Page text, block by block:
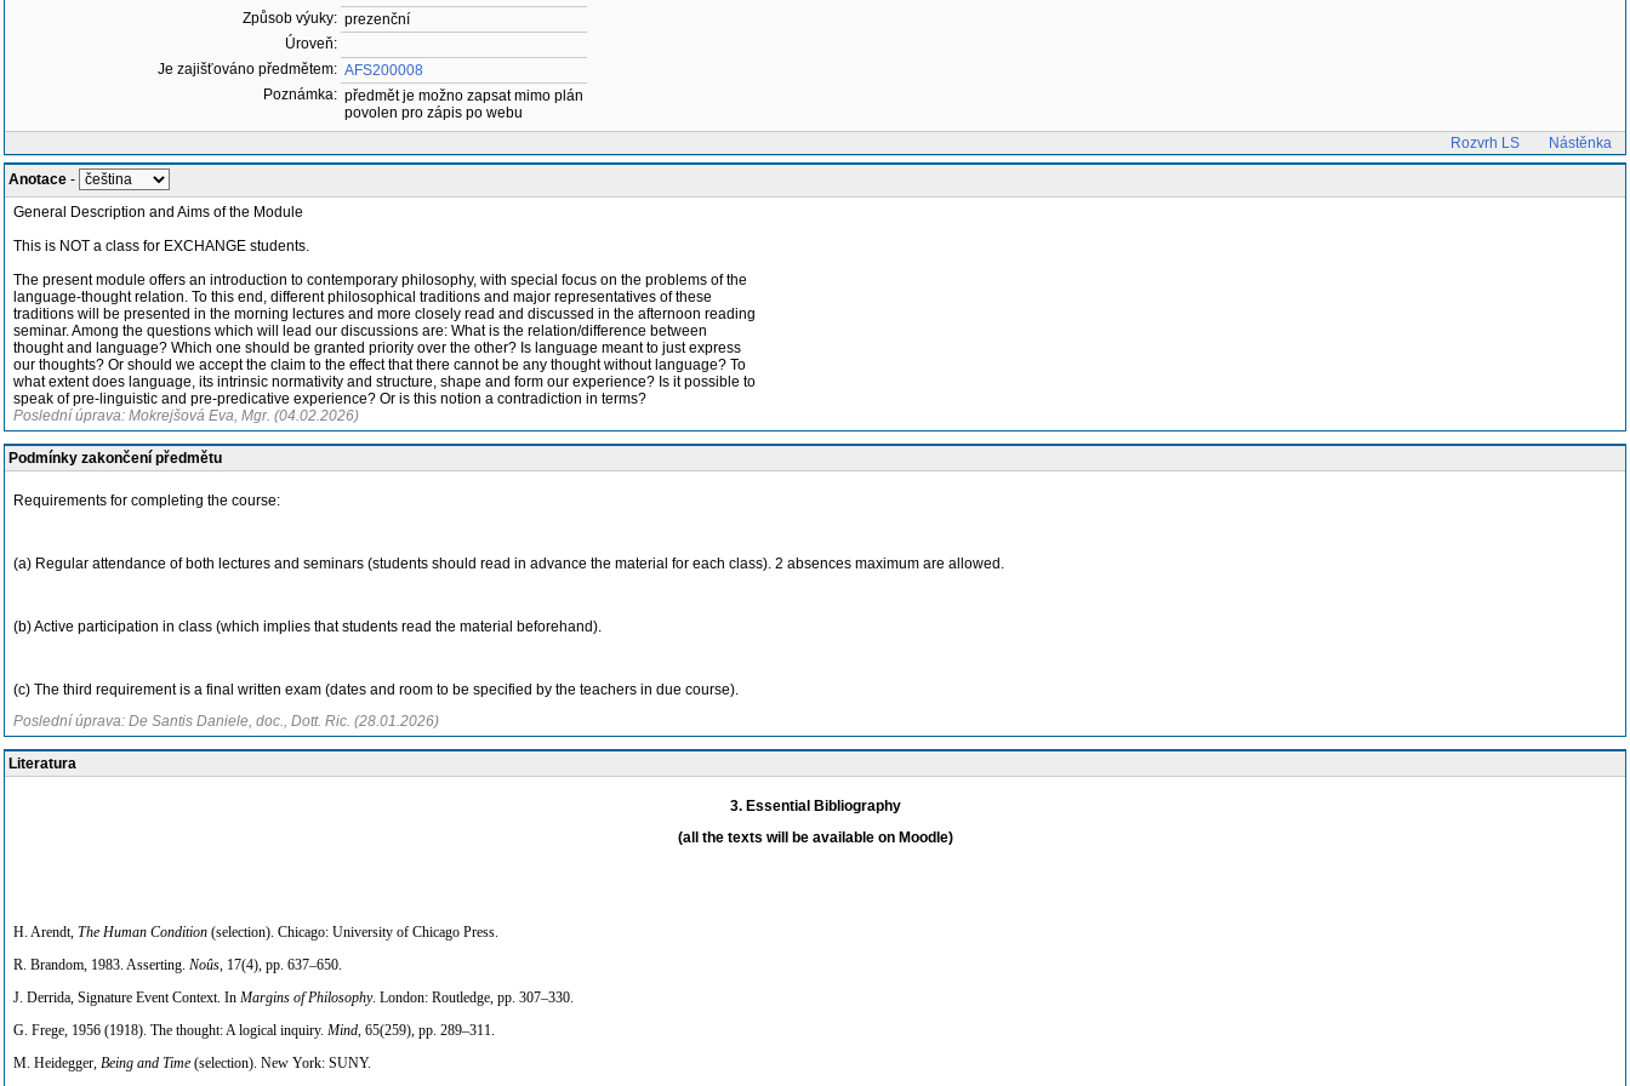
Způsob výuky: prezenční
Úroveň:
Je zajišťováno předmětem: AFS200008
Poznámka: předmět je možno zapsat mimo plán
povolen pro zápis po webu
Rozvrh LS Nástěnka
Anotace -
General Description and Aims of the Module
This is NOT a class for EXCHANGE students.
The present module offers an introduction to contemporary philosophy, with special focus on the problems of the
language-thought relation. To this end, different philosophical traditions and major representatives of these
traditions will be presented in the morning lectures and more closely read and discussed in the afternoon reading
seminar. Among the questions which will lead our discussions are: What is the relation/difference between
thought and language? Which one should be granted priority over the other? Is language meant to just express
our thoughts? Or should we accept the claim to the effect that there cannot be any thought without language? To
what extent does language, its intrinsic normativity and structure, shape and form our experience? Is it possible to
speak of pre-linguistic and pre-predicative experience? Or is this notion a contradiction in terms?
Poslední úprava: Mokrejšová Eva, Mgr. (04.02.2026)
Podmínky zakončení předmětu
Requirements for completing the course:
(a) Regular attendance of both lectures and seminars (students should read in advance the material for each class). 2 absences maximum are allowed.
(b) Active participation in class (which implies that students read the material beforehand).
(c) The third requirement is a final written exam (dates and room to be specified by the teachers in due course).
Poslední úprava: De Santis Daniele, doc., Dott. Ric. (28.01.2026)
Literatura
3. Essential Bibliography
(all the texts will be available on Moodle)
H. Arendt, The Human Condition (selection). Chicago: University of Chicago Press.
R. Brandom, 1983. Asserting. Noûs, 17(4), pp. 637–650.
J. Derrida, Signature Event Context. In Margins of Philosophy. London: Routledge, pp. 307–330.
G. Frege, 1956 (1918). The thought: A logical inquiry. Mind, 65(259), pp. 289–311.
M. Heidegger, Being and Time (selection). New York: SUNY.